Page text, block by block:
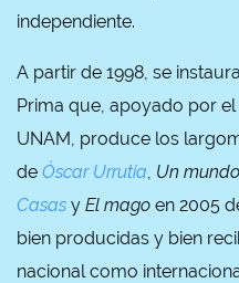
independiente.
A partir de 1998, se
Prima que, apoyado por el
UNAM, produce los
de Óscar Urrutia, Un
Casas y El mago en 2005
bien producidas y bien
nacional como